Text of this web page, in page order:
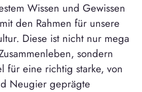
Wissen und Gewissen
den Rahmen für unsere
Diese ist nicht nur mega
sondern
für eine richtig starke, von
Neugier geprägte